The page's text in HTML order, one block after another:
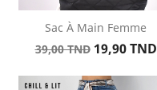
Sac À Main Femme
Prix
base
39,00 TND Prix
19,90 TND